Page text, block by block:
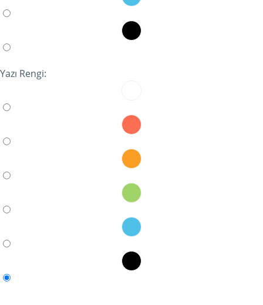
Yazı Rengi: